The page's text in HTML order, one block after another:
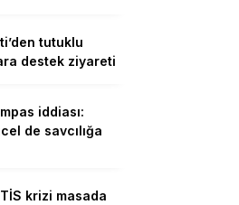
tutuklu
destek ziyareti
iddiası:
de savcılığa
TİS krizi masada